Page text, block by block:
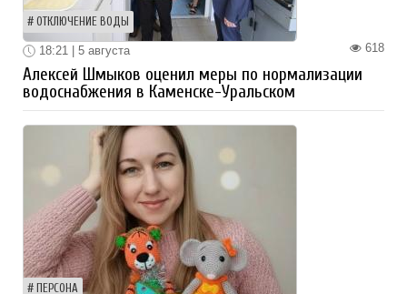
ОТКЛЮЧЕНИЕ ВОДЫ
618
18:21 | 5 августа
Алексей Шмыков оценил меры по нормализации
водоснабжения в Каменске-Уральском
ПЕРСОНА